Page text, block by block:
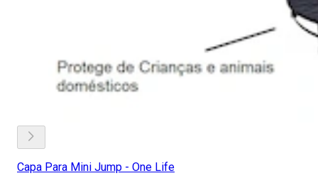
Capa Para Mini Jump - One Life